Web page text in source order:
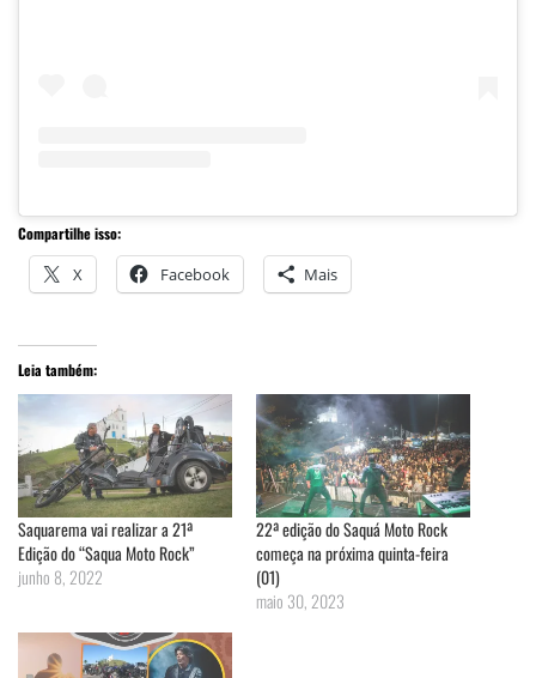
Compartilhe isso:
X Facebook Mais
Leia também:
Saquarema vai realizar a 21ª
Edição do “Saqua Moto Rock”
junho 8, 2022
22ª edição do Saquá Moto Rock
começa na próxima quinta-feira
(01)
maio 30, 2023